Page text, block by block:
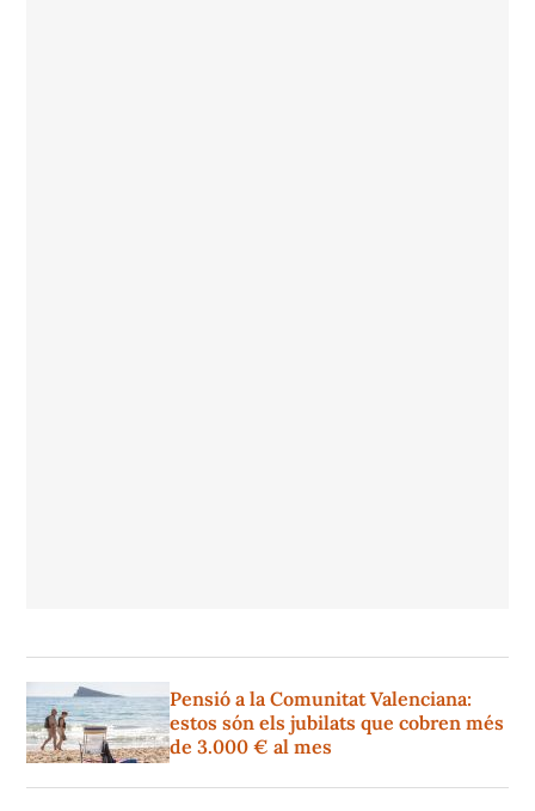
Pensió a la Comunitat Valenciana:
estos són els jubilats que cobren més
de 3.000 € al mes